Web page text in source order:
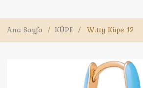
Ana Sayfa / KÜPE / Witty Küpe 12